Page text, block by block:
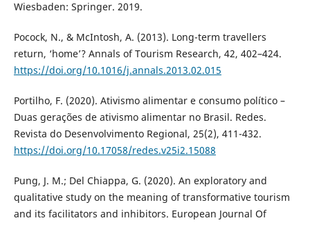
Wiesbaden: Springer. 2019.
Pocock, N., & McIntosh, A. (2013). Long-term travellers
return, ‘home’? Annals of Tourism Research, 42, 402–424.
https://doi.org/10.1016/j.annals.2013.02.015
Portilho, F. (2020). Ativismo alimentar e consumo político –
Duas gerações de ativismo alimentar no Brasil. Redes.
Revista do Desenvolvimento Regional, 25(2), 411-432.
https://doi.org/10.17058/redes.v25i2.15088
Pung, J. M.; Del Chiappa, G. (2020). An exploratory and
qualitative study on the meaning of transformative tourism
and its facilitators and inhibitors. European Journal Of